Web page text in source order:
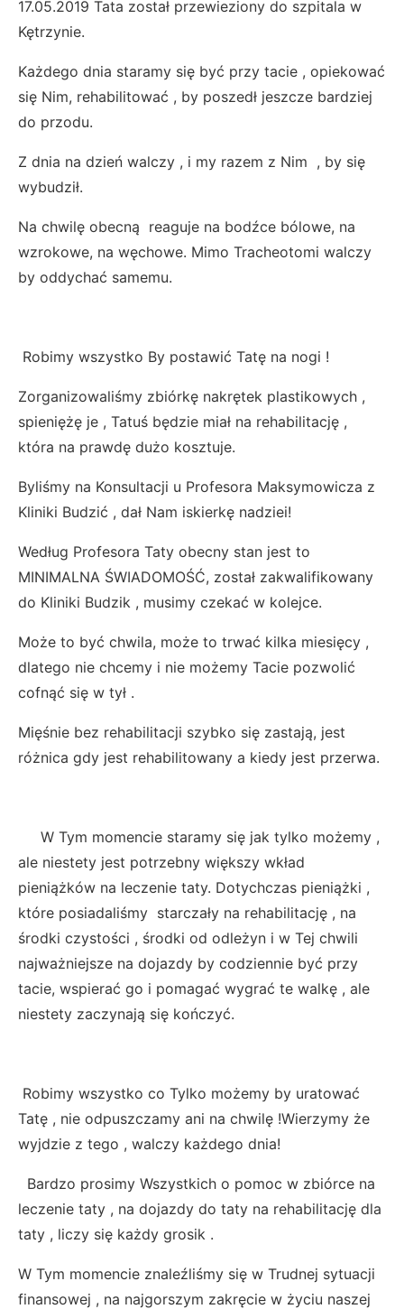
17.05.2019 Tata został przewieziony do szpitala w
Kętrzynie.
Każdego dnia staramy się być przy tacie , opiekować
się Nim, rehabilitować , by poszedł jeszcze bardziej
do przodu.
Z dnia na dzień walczy , i my razem z Nim , by się
wybudził.
Na chwilę obecną reaguje na bodźce bólowe, na
wzrokowe, na węchowe. Mimo Tracheotomi walczy
by oddychać samemu.
Robimy wszystko By postawić Tatę na nogi !
Zorganizowaliśmy zbiórkę nakrętek plastikowych ,
spieniężę je , Tatuś będzie miał na rehabilitację ,
która na prawdę dużo kosztuje.
Byliśmy na Konsultacji u Profesora Maksymowicza z
Kliniki Budzić , dał Nam iskierkę nadziei!
Według Profesora Taty obecny stan jest to
MINIMALNA ŚWIADOMOŚĆ, został zakwalifikowany
do Kliniki Budzik , musimy czekać w kolejce.
Może to być chwila, może to trwać kilka miesięcy ,
dlatego nie chcemy i nie możemy Tacie pozwolić
cofnąć się w tył .
Mięśnie bez rehabilitacji szybko się zastają, jest
różnica gdy jest rehabilitowany a kiedy jest przerwa.
W Tym momencie staramy się jak tylko możemy ,
ale niestety jest potrzebny większy wkład
pieniążków na leczenie taty. Dotychczas pieniążki ,
które posiadaliśmy starczały na rehabilitację , na
środki czystości , środki od odleżyn i w Tej chwili
najważniejsze na dojazdy by codziennie być przy
tacie, wspierać go i pomagać wygrać te walkę , ale
niestety zaczynają się kończyć.
Robimy wszystko co Tylko możemy by uratować
Tatę , nie odpuszczamy ani na chwilę !Wierzymy że
wyjdzie z tego , walczy każdego dnia!
Bardzo prosimy Wszystkich o pomoc w zbiórce na
leczenie taty , na dojazdy do taty na rehabilitację dla
taty , liczy się każdy grosik .
W Tym momencie znaleźliśmy się w Trudnej sytuacji
finansowej , na najgorszym zakręcie w życiu naszej